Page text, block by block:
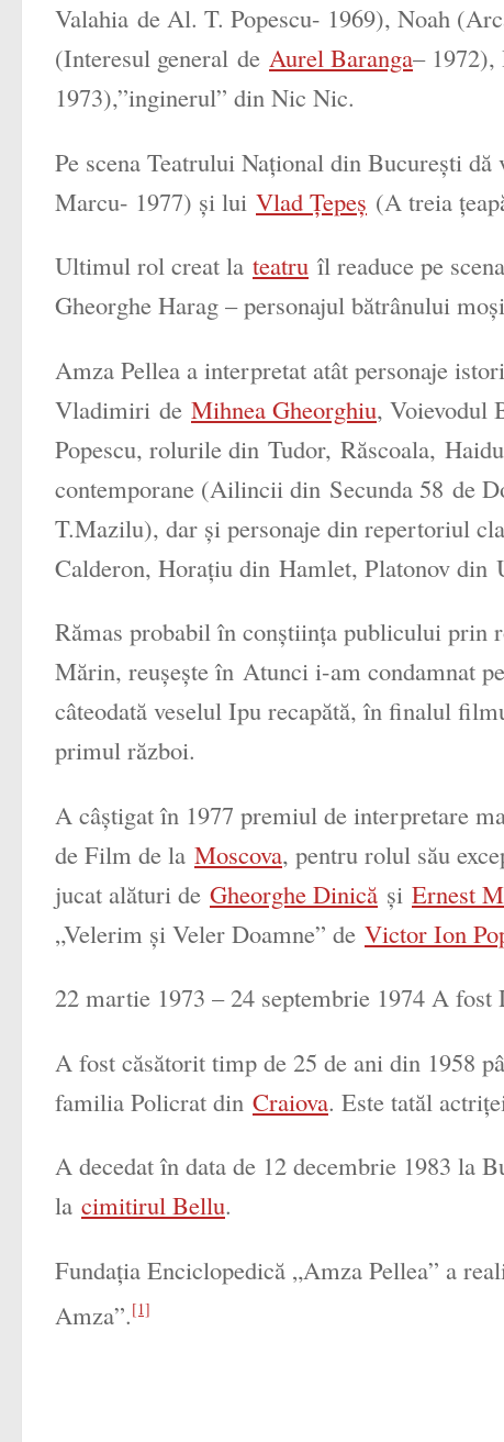
Valahia de Al. T. Popescu- 1969), Noah (
(Interesul general de Aurel Baranga–
1973),”inginerul” din Nic Nic.
Pe scena Teatrului Național din București
Marcu- 1977) și lui Vlad Țepeș (A treia
Ultimul rol creat la teatru îl readuce pe
Gheorghe Harag – personajul bătrânului
Amza Pellea a interpretat atât personaje
Vladimiri de Mihnea Gheorghiu, Voievodul
Popescu, rolurile din Tudor, Răscoala,
contemporane (Ailincii din Secunda 58 de
T.Mazilu), dar și personaje din repertoriul
Calderon, Horațiu din Hamlet, Platonov din
Rămas probabil în conștiința publicului prin
Mărin, reușește în Atunci i-am condamnat
câteodată veselul Ipu recapătă, în finalul
primul război.
A câștigat în 1977 premiul de interpretare
de Film de la Moscova, pentru rolul său
jucat alături de Gheorghe Dinică și Ernest
„Velerim și Veler Doamne” de Victor Ion
22 martie 1973 – 24 septembrie 1974 A
A fost căsătorit timp de 25 de ani din 1958
familia Policrat din Craiova. Este tatăl actriței
A decedat în data de 12 decembrie 1983 la
la cimitirul Bellu.
Fundația Enciclopedică „Amza Pellea” a
Amza”.[1]